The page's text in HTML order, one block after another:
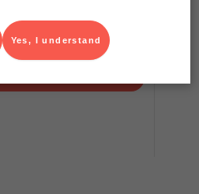
Yes, I understand